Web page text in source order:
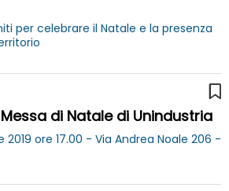
per celebrare il Natale e la presenza
di Natale di Unindustria
2019 ore 17.00 - Via Andrea Noale 206 -